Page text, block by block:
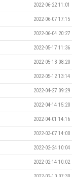
2022-06-22 11:01
2022-06-07 17:15
2022-06-04 20:27
2022-05-17 11:36
2022-05-13 08:20
2022-05-12 13:14
2022-04-27 09:29
2022-04-14 15:20
2022-04-01 14:16
2022-03-07 14:00
2022-02-24 10:04
2022-02-14 10:02